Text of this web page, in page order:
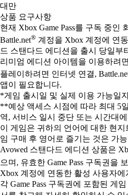
대만
상품 요구사항
현재 Xbox Game Pass를 구독 중인
Battle.net® 계정을 Xbox 계정에 연
드 스탠다드 에디션을 출시 당일부
리미엄 에디션 아이템을 이용하려
플레이하려면 인터넷 연결,
앱이 필요합니다.
*게임 출시일 및 실제 이용 가능일
**예상 액세스 시점에 따라 최대 5
역, 서비스 일시 중단 또는 시간대
이 게임은 귀하의 언어에 대한 현지
임 구매 후 영어로 즐기는 것은 가
Avowed 스탠다드 에디션 상품은
으며, 유효한 Game Pass 구독권을
Xbox 계정에 연동한 활성 사용자에
각 Game Pass 구독권에 포함된 게